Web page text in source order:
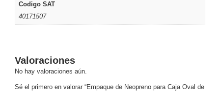
/ Eyeball /
TurretFisheye
y
Network
Video
Recorders Ocultas
Codigo SAT
40171507
Valoraciones
No hay valoraciones aún.
Sé el primero en valorar “Empaque de Neopreno para Caja Oval de